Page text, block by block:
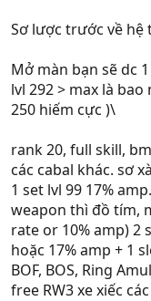
Sơ lược trước về hệ
Mở màn bạn sẽ dc
lvl 292 > max là
250 hiếm cực )\
rank 20, full skill,
các cabal khác. sơ
1 set lvl 99 17% amp.
weapon thì đồ tím,
rate or 10% amp) 2
hoặc 17% amp + 1
BOF, BOS, Ring
free RW3 xe xiếc